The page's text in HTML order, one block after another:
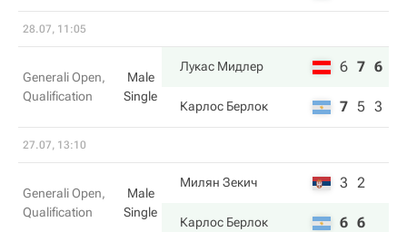
28.07, 11:05
Generali Open,
Qualification
Male
Single
Лукас Мидлер 6 7 6
Карлос Берлок 7 5 3
27.07, 13:10
Generali Open,
Qualification
Male
Single
Милян Зекич 3 2
Карлос Берлок 6 6